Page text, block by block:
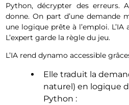
Python, décrypter des erreurs.
donne. On part d’une demande
une logique prête à l’emploi.
L’expert garde la règle du jeu.
L’IA rend dynamo accessible
Elle traduit la
naturel) en logique
Python :